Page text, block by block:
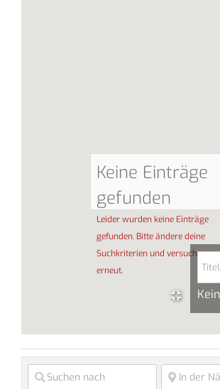
Keine Einträge
gefunden
Leider wurden keine Einträge
gefunden. Bitte ändere deine
Suchkriterien und versuche es
erneut.